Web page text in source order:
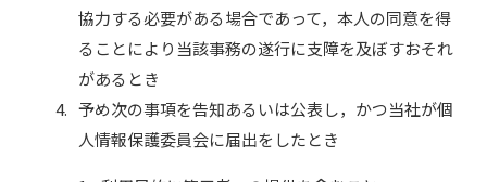
協力する必要がある場合であって，本人の同意を得
ることにより当該事務の遂行に支障を及ぼすおそれ
があるとき
4. 予め次の事項を告知あるいは公表し，かつ当社が個
人情報保護委員会に届出をしたとき